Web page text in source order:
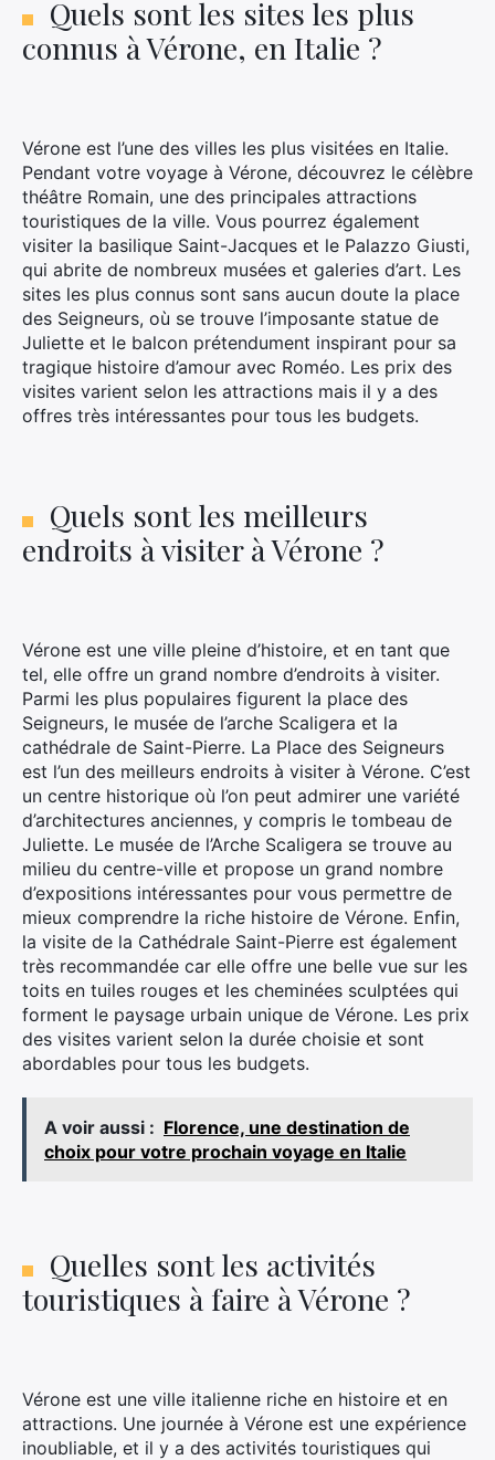
Quels sont les sites les plus
connus à Vérone, en Italie ?
Vérone est l’une des villes les plus visitées en Italie.
Pendant votre voyage à Vérone, découvrez le célèbre
théâtre Romain, une des principales attractions
touristiques de la ville. Vous pourrez également
visiter la basilique Saint-Jacques et le Palazzo Giusti,
qui abrite de nombreux musées et galeries d’art. Les
sites les plus connus sont sans aucun doute la place
des Seigneurs, où se trouve l’imposante statue de
Juliette et le balcon prétendument inspirant pour sa
tragique histoire d’amour avec Roméo. Les prix des
visites varient selon les attractions mais il y a des
offres très intéressantes pour tous les budgets.
Quels sont les meilleurs
endroits à visiter à Vérone ?
Vérone est une ville pleine d’histoire, et en tant que
tel, elle offre un grand nombre d’endroits à visiter.
Parmi les plus populaires figurent la place des
Seigneurs, le musée de l’arche Scaligera et la
cathédrale de Saint-Pierre. La Place des Seigneurs
est l’un des meilleurs endroits à visiter à Vérone. C’est
un centre historique où l’on peut admirer une variété
d’architectures anciennes, y compris le tombeau de
Juliette. Le musée de l’Arche Scaligera se trouve au
milieu du centre-ville et propose un grand nombre
d’expositions intéressantes pour vous permettre de
mieux comprendre la riche histoire de Vérone. Enfin,
la visite de la Cathédrale Saint-Pierre est également
très recommandée car elle offre une belle vue sur les
toits en tuiles rouges et les cheminées sculptées qui
forment le paysage urbain unique de Vérone. Les prix
des visites varient selon la durée choisie et sont
abordables pour tous les budgets.
A voir aussi : Florence, une destination de
choix pour votre prochain voyage en Italie
Quelles sont les activités
touristiques à faire à Vérone ?
Vérone est une ville italienne riche en histoire et en
attractions. Une journée à Vérone est une expérience
inoubliable, et il y a des activités touristiques qui